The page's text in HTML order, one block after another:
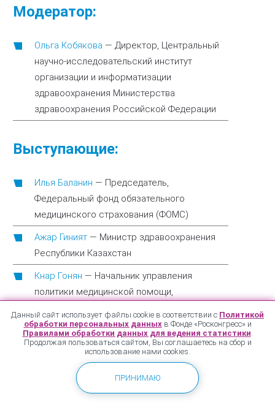
Модератор:
Ольга Кобякова — Директор, Центральный
научно-исследовательский институт
организации и информатизации
здравоохранения Министерства
здравоохранения Российской Федерации
Выступающие:
Илья Баланин — Председатель,
Федеральный фонд обязательного
медицинского страхования (ФОМС)
Ажар Гиният — Министр здравоохранения
Республики Казахстан
Кнар Гонян — Начальник управления
политики медицинской помощи,
Армения
Фазиль Гусейнбеков— Руководитель
департамента организации
здравоохранения, Министерство
здравоохранения Республики Азербайджан
Данный сайт использует файлы cookie в соответствии с Политикой
обработки персональных данныхв Фонде «Росконгресс» и
Правилами обработки данных для ведения статистики.
Продолжая пользоваться сайтом, Вы соглашаетесь на сбор и
использование нами cookies.
ПРИНИМАЮ